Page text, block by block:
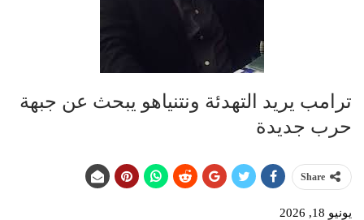
ترامب يريد التهدئة ونتنياهو يبحث عن جبهة
حرب جديدة
Share
يونيو 18, 2026